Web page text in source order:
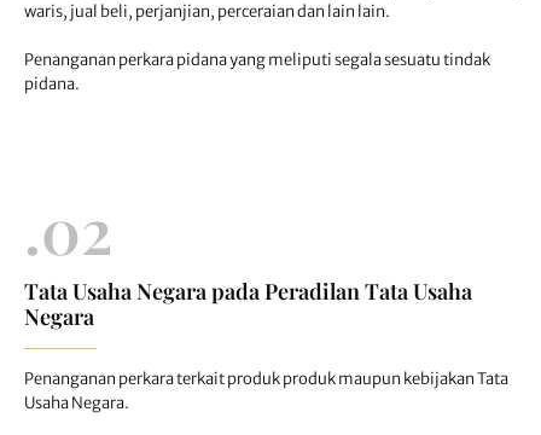
waris, jual beli, perjanjian, perceraian dan lain lain.
Penanganan perkara pidana yang meliputi segala sesuatu tindak
pidana.
.02
Tata Usaha Negara pada Peradilan Tata Usaha
Negara
Penanganan perkara terkait produk produk maupun kebijakan Tata
Usaha Negara.